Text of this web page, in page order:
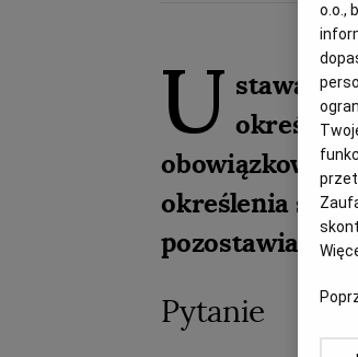
U stawa
określenia
pozostawia
Pytanie
o.o.,
z o.